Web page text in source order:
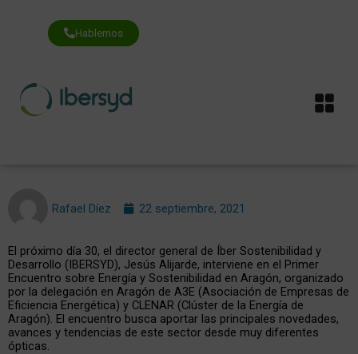
contenido
Hablemos
Rafael Díez 22 septiembre, 2021
El próximo día 30, el director general de Íber Sostenibilidad y
Desarrollo (IBERSYD), Jesús Alijarde, interviene en el Primer
Encuentro sobre Energía y Sostenibilidad en Aragón, organizado
por la delegación en Aragón de A3E (Asociación de Empresas de
Eficiencia Energética) y CLENAR (Clúster de la Energía de
Aragón). El encuentro busca aportar las principales novedades,
avances y tendencias de este sector desde muy diferentes
ópticas.